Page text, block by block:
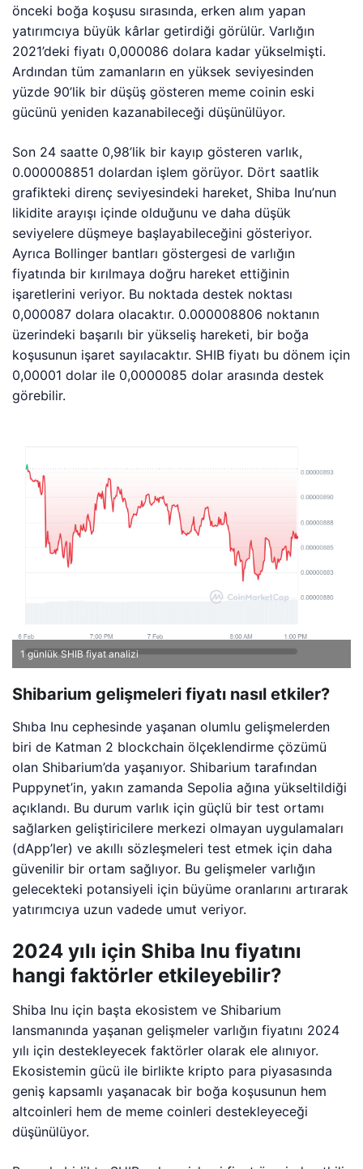
önceki boğa koşusu sırasında, erken alım yapan
yatırımcıya büyük kârlar getirdiği görülür. Varlığın
2021’deki fiyatı 0,000086 dolara kadar yükselmişti.
Ardından tüm zamanların en yüksek seviyesinden
yüzde 90’lik bir düşüş gösteren meme coinin eski
gücünü yeniden kazanabileceği düşünülüyor.
Son 24 saatte 0,98’lik bir kayıp gösteren varlık,
0.000008851 dolardan işlem görüyor. Dört saatlik
grafikteki direnç seviyesindeki hareket, Shiba Inu’nun
likidite arayışı içinde olduğunu ve daha düşük
seviyelere düşmeye başlayabileceğini gösteriyor.
Ayrıca Bollinger bantları göstergesi de varlığın
fiyatında bir kırılmaya doğru hareket ettiğinin
işaretlerini veriyor. Bu noktada destek noktası
0,000087 dolara olacaktır. 0.000008806 noktanın
üzerindeki başarılı bir yükseliş hareketi, bir boğa
koşusunun işaret sayılacaktır. SHIB fiyatı bu dönem için
0,00001 dolar ile 0,0000085 dolar arasında destek
görebilir.
1 günlük SHIB fiyat analizi
Shibarium gelişmeleri fiyatı nasıl etkiler?
Shıba Inu cephesinde yaşanan olumlu gelişmelerden
biri de Katman 2 blockchain ölçeklendirme çözümü
olan Shibarium’da yaşanıyor. Shibarium tarafından
Puppynet’in, yakın zamanda Sepolia ağına yükseltildiği
açıklandı. Bu durum varlık için güçlü bir test ortamı
sağlarken geliştiricilere merkezi olmayan uygulamaları
(dApp’ler) ve akıllı sözleşmeleri test etmek için daha
güvenilir bir ortam sağlıyor. Bu gelişmeler varlığın
gelecekteki potansiyeli için büyüme oranlarını artırarak
yatırımcıya uzun vadede umut veriyor.
2024 yılı için Shiba Inu fiyatını
hangi faktörler etkileyebilir?
Shiba Inu için başta ekosistem ve Shibarium
lansmanında yaşanan gelişmeler varlığın fiyatını 2024
yılı için destekleyecek faktörler olarak ele alınıyor.
Ekosistemin gücü ile birlikte kripto para piyasasında
geniş kapsamlı yaşanacak bir boğa koşusunun hem
altcoinleri hem de meme coinleri destekleyeceği
düşünülüyor.